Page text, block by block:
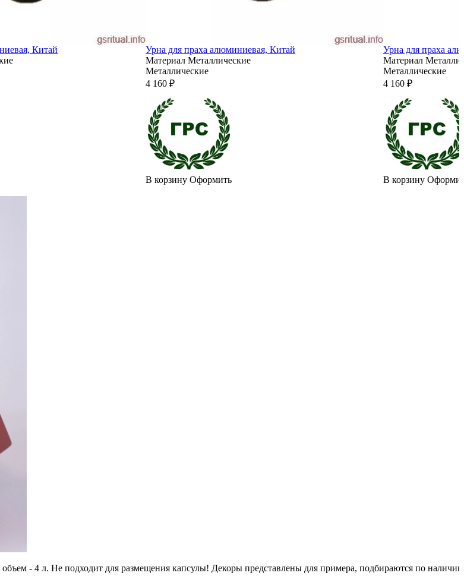
Китай
Урна для праха алюминиевая, Китай
Материал Металлические
Металлические
4 160 ₽
В корзину Оформить
Урна для праха
Материал
Металлические
4 160 ₽
В корзину
- 4 л. Не подходит для размещения капсулы! Декоры представлены для примера, подбираются по